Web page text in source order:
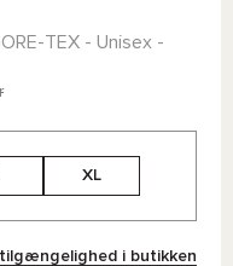
TEX - Unisex -
XL
i butikken